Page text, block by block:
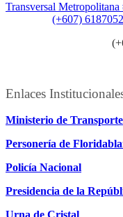
Transversal
(+607) 6187052
Enlaces
Ministerio de Transporte
Personería de
Policía Nacional
Presidencia de la